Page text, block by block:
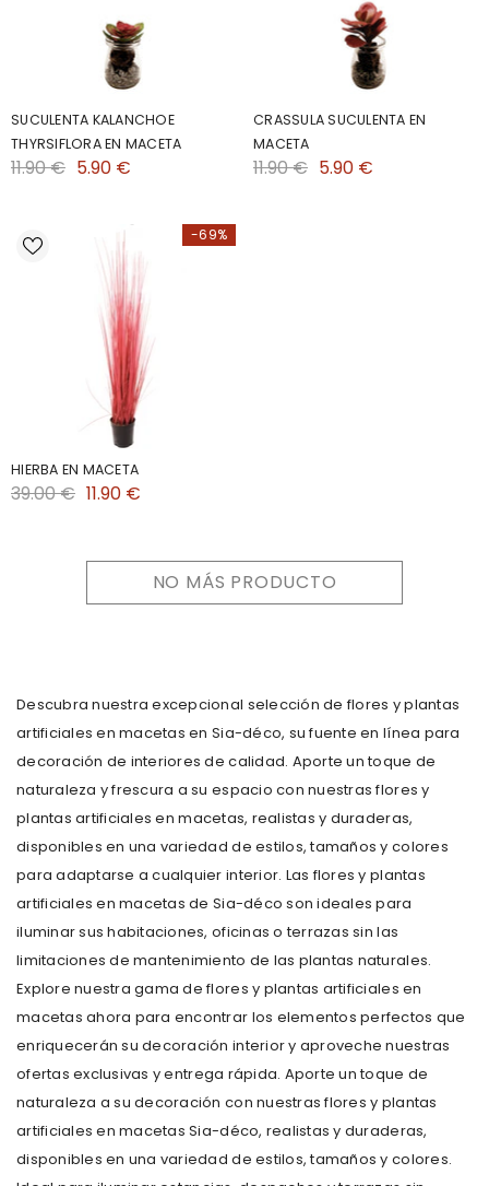
SUCULENTA KALANCHOE
THYRSIFLORA EN MACETA
11.90 € 5.90 €
CRASSULA SUCULENTA EN
MACETA
11.90 € 5.90 €
-69%
HIERBA EN MACETA
39.00 € 11.90 €
NO MÁS PRODUCTO
Descubra nuestra excepcional selección de flores y plantas
artificiales en macetas en Sia-déco, su fuente en línea para
decoración de interiores de calidad. Aporte un toque de
naturaleza y frescura a su espacio con nuestras flores y
plantas artificiales en macetas, realistas y duraderas,
disponibles en una variedad de estilos, tamaños y colores
para adaptarse a cualquier interior. Las flores y plantas
artificiales en macetas de Sia-déco son ideales para
iluminar sus habitaciones, oficinas o terrazas sin las
limitaciones de mantenimiento de las plantas naturales.
Explore nuestra gama de flores y plantas artificiales en
macetas ahora para encontrar los elementos perfectos que
enriquecerán su decoración interior y aproveche nuestras
ofertas exclusivas y entrega rápida. Aporte un toque de
naturaleza a su decoración con nuestras flores y plantas
artificiales en macetas Sia-déco, realistas y duraderas,
disponibles en una variedad de estilos, tamaños y colores.